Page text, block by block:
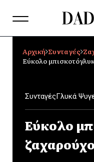
Αρχική Συνταγές
Εύκολο
ΣυνταγέςΓλυκά
Εύκολο
ζαχαρούχο